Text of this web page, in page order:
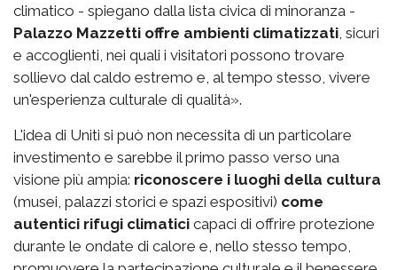
climatico - spiegano dalla lista civica di minoranza -
Palazzo Mazzetti offre ambienti climatizzati , sicuri
e accoglienti, nei quali i visitatori possono trovare
sollievo dal caldo estremo e, al tempo stesso, vivere
un'esperienza culturale di qualità».
L'idea di Uniti si può non necessita di un particolare
investimento e sarebbe il primo passo verso una
visione più ampia: riconoscere i luoghi della cultura
(musei, palazzi storici e spazi espositivi) come
autentici rifugi climatici capaci di offrire protezione
durante le ondate di calore e, nello stesso tempo,